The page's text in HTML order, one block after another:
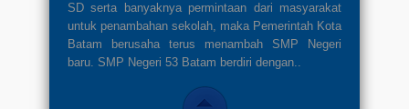
SD serta banyaknya permintaan dari masyarakat
untuk penambahan sekolah, maka Pemerintah Kota
Batam berusaha terus menambah SMP Negeri
baru. SMP Negeri 53 Batam berdiri dengan..